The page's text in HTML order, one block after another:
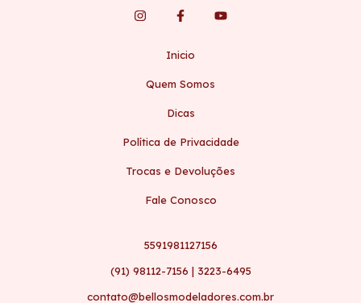
Inicio
Quem Somos
Dicas
Política de Privacidade
Trocas e Devoluções
Fale Conosco
5591981127156
(91) 98112-7156 | 3223-6495
contato@bellosmodeladores.com.br